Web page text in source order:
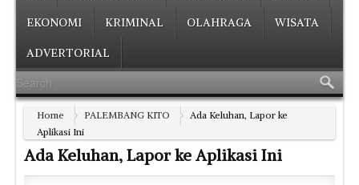
EKONOMI KRIMINAL OLAHRAGA WISATA
ADVERTORIAL
Home PALEMBANG KITO
Ada Keluhan, Lapor ke
Aplikasi Ini
Ada Keluhan, Lapor ke Aplikasi Ini